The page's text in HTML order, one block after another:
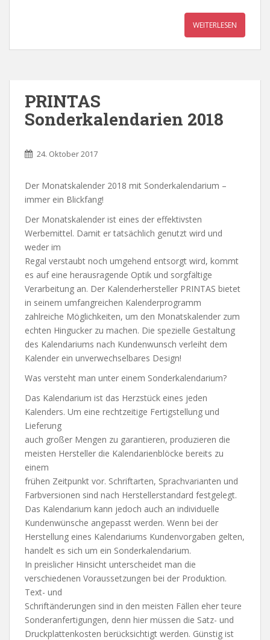
WEITERLESEN
PRINTAS
Sonderkalendarien 2018
24. Oktober 2017
Der Monatskalender 2018 mit Sonderkalendarium –
immer ein Blickfang!
Der Monatskalender ist eines der effektivsten
Werbemittel. Damit er tatsächlich genutzt wird und
weder im
Regal verstaubt noch umgehend entsorgt wird, kommt
es auf eine herausragende Optik und sorgfältige
Verarbeitung an. Der Kalenderhersteller PRINTAS bietet
in seinem umfangreichen Kalenderprogramm
zahlreiche Möglichkeiten, um den Monatskalender zum
echten Hingucker zu machen. Die spezielle Gestaltung
des Kalendariums nach Kundenwunsch verleiht dem
Kalender ein unverwechselbares Design!
Was versteht man unter einem Sonderkalendarium?
Das Kalendarium ist das Herzstück eines jeden
Kalenders. Um eine rechtzeitige Fertigstellung und
Lieferung
auch großer Mengen zu garantieren, produzieren die
meisten Hersteller die Kalendarienblöcke bereits zu
einem
frühen Zeitpunkt vor. Schriftarten, Sprachvarianten und
Farbversionen sind nach Herstellerstandard festgelegt.
Das Kalendarium kann jedoch auch an individuelle
Kundenwünsche angepasst werden. Wenn bei der
Herstellung eines Kalendariums Kundenvorgaben gelten,
handelt es sich um ein Sonderkalendarium.
In preislicher Hinsicht unterscheidet man die
verschiedenen Voraussetzungen bei der Produktion.
Text- und
Schriftänderungen sind in den meisten Fällen eher teure
Sonderanfertigungen, denn hier müssen die Satz- und
Druckplattenkosten berücksichtigt werden. Günstig ist